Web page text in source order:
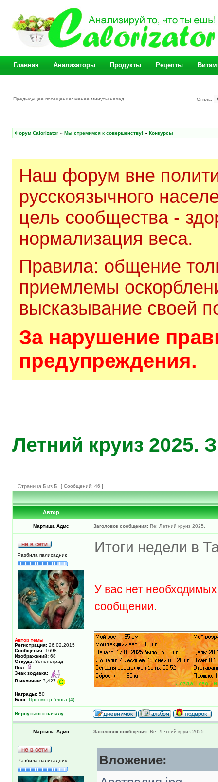
Главная Анализаторы Продукты Рецепты
Предыдущее посещение: менее минуты назад Стиль:
Форум Calorizator » Мы стремимся к совершенству! » Конкурсы
Наш форум вне
русскоязычного
цель сообщества -
нормализация веса.
Правила: общение
приемлемы
высказывание своей
За нарушение
предупреждения.
Летний круиз 2025.
Страница 5 из 5 [ Сообщений: 46 ]
Автор
Мартиша Адмс Заголовок сообщения: Re: Летний круиз 2025.
Разбила палисадник
Автор темы
Регистрация: 26.02.2015
Сообщения: 1698
Изображений: 68
Откуда: Зеленоград
Пол:
Знак зодиака:
В наличии: 3,427
Награды: 50
Блог: Просмотр блога (4)
Итоги недели в
У вас нет
сообщении.
Вернуться к началу
Мартиша Адмс Заголовок сообщения: Re: Летний круиз 2025.
Разбила палисадник
Вложение: